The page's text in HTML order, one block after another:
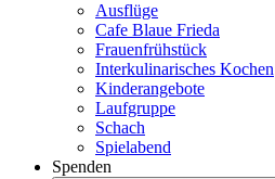
Ausflüge
Cafe Blaue Frieda
Frauenfrühstück
Interkulinarisches Kochen
Kinderangebote
Laufgruppe
Schach
Spielabend
Spenden